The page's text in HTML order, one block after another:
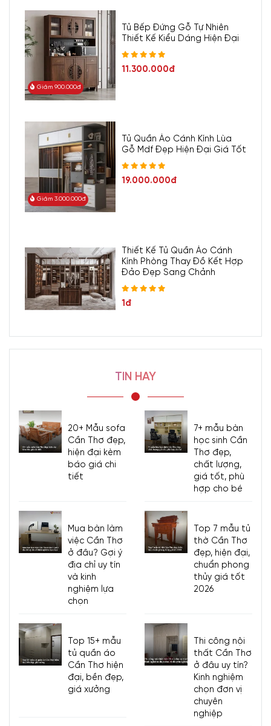
Giảm 900.000đ
Tủ Bếp Đứng Gỗ Tự Nhiên
Thiết Kế Kiểu Dáng Hiện Đại
11.300.000đ
Giảm 3.000.000đ
Tủ Quần Áo Cánh Kính Lùa
Gỗ Mdf Đẹp Hiện Đại Giá Tốt
19.000.000đ
Thiết Kế Tủ Quần Áo Cánh
Kính Phòng Thay Đồ Kết Hợp
Đảo Đẹp Sang Chảnh
1đ
TIN HAY
20+ Mẫu sofa
Cần Thơ đẹp,
hiện đại kèm
báo giá chi
tiết
7+ mẫu bàn
học sinh Cần
Thơ đẹp,
chất lượng,
giá tốt, phù
hợp cho bé
Mua bàn làm
việc Cần Thơ
ở đâu? Gợi ý
địa chỉ uy tín
và kinh
nghiệm lựa
chọn
Top 7 mẫu tủ
thờ Cần Thơ
đẹp, hiện đại,
chuẩn phong
thủy giá tốt
2026
Top 15+ mẫu
tủ quần áo
Cần Thơ hiện
đại, bền đẹp,
giá xưởng
Thi công nội
thất Cần Thơ
ở đâu uy tín?
Kinh nghiệm
chọn đơn vị
chuyên
nghiệp